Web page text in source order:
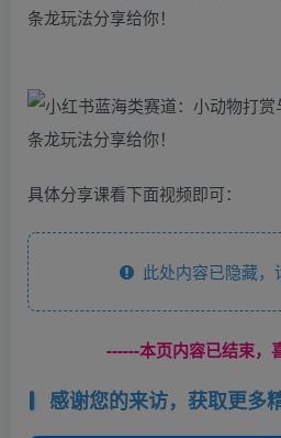
具体分享课看下面视频即可：
此处内容已隐藏，
------本页内容已结束，
感谢您的来访，获取更多